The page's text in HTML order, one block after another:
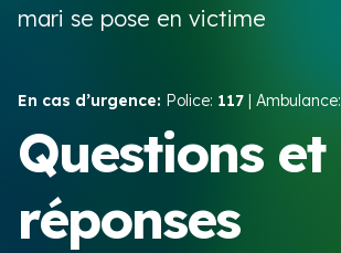
La violence dans le couple
Ressources & Campagnes
mari se pose en victime
En cas d’urgence: Police: 117 | Ambulance:
Questions et
réponses